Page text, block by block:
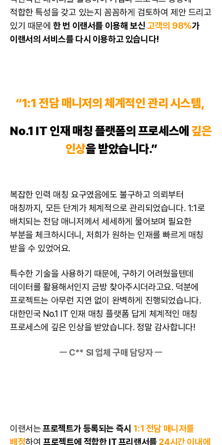
적합한 특성을 갖고 있는지 꼼꼼하게 검토하여 제안 드리고
있기 때문에한 번 이랜서를 이용해 보신 고객의 98%가
이랜서의 서비스를 다시 이용하고 있습니다!
“1:1 전담 매니저의 체계적인 관리 시스템,
No.1 IT 인재 매칭 플랫폼의 프로세스에 깊은
인상을 받았습니다.”
복잡한 인력 매칭 요구였음에도 불구하고 의뢰부터
매칭까지, 모든 단계가 체계적으로 관리되었습니다. 1:1로
배치되는 전담 매니저께서 세세하게 물어보며 필요한
부분을 체크하시더니, 저희가 원하는 인재를 빠르게 매칭
받을 수 있었어요.
특수한 기술을 사용하기 때문에, 구하기 어려웠을텐데
데이터를 활용해서인지 금방 찾아주시더라고요. 덕분에
프로젝트는 아무런 지연 없이 완벽하게 진행되었습니다.
대한민국 No.1 IT 인재 매칭 플랫폼 답게 체계적인 매칭
프로세스에 깊은 인상을 받았습니다. 정말 감사합니다!
ㅡ C** SI 업체 구매 담당자 ㅡ
이랜서는프로젝트가 등록되는 즉시 1:1 전담 매니저를
배정하여프로젝트에 적합한IT 프리랜서를 24시간 이내에